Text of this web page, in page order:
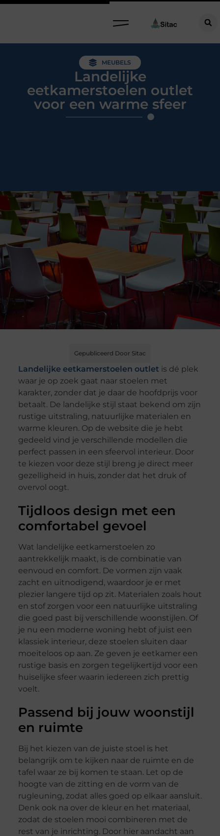
MEUBELS
Landelijke
eetkamerstoelen outlet
voor een warme sfeer
Gepubliceerd Door Sitac
Landelijke eetkamerstoelen outlet is dé plek
waar je op zoek gaat naar stoelen met
karakter, zonder dat je daar de hoofdprijs voor
betaalt. De landelijke stijl staat bekend om zijn
rustige uitstraling, natuurlijke materialen en
warme kleuren. Op de website die je hebt
gedeeld vind je verschillende modellen die
perfect passen in een sfeervol interieur. Door
te kiezen voor deze stijl breng je direct meer
gezelligheid in huis, zonder dat het druk of
overvol oogt.
Tijdloos design met een
comfortabel gevoel
Wat landelijke eetkamerstoelen zo
aantrekkelijk maakt, is de combinatie van
eenvoud en comfort. De vormen zijn vaak
zacht en uitnodigend, waardoor je er met
plezier langere tijd op zit. Materialen zoals hout
en stof zorgen voor een natuurlijke uitstraling
die goed past bij verschillende woonstijlen. Of
je nu een moderne woning hebt of juist een
klassiek interieur, deze stoelen sluiten daar
moeiteloos op aan. Ze geven je eetkamer een
rustige basis en zorgen tegelijkertijd voor een
huiselijke sfeer waarin iedereen zich prettig
voelt.
Passend bij jouw woonstijl
en ruimte
Bij het kiezen van de juiste stoel is het
belangrijk om te kijken naar de ruimte en de
tafel waar ze bij komen te staan. Let op de
hoogte van de zitting en de vorm van de
rugleuning, zodat alles goed op elkaar aansluit.
Denk ook na over de kleur en het materiaal,
zodat de stoelen mooi combineren met de
rest van je inrichting. Door hier aandacht aan